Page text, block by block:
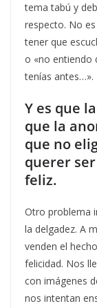
tema tabú y
respecto. No
tener que
o «no entiendo
tenías antes…».
Y es que
que la
que no
querer
feliz.
Otro problema
la delgadez. A
venden el
felicidad. Nos
con imágenes
nos intentan